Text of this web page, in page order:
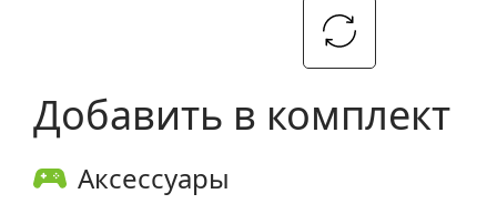
Добавить в комплект
Аксессуары